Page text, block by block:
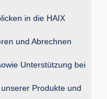
in die HAIX
und Abrechnen
Unterstützung bei
Produkte und